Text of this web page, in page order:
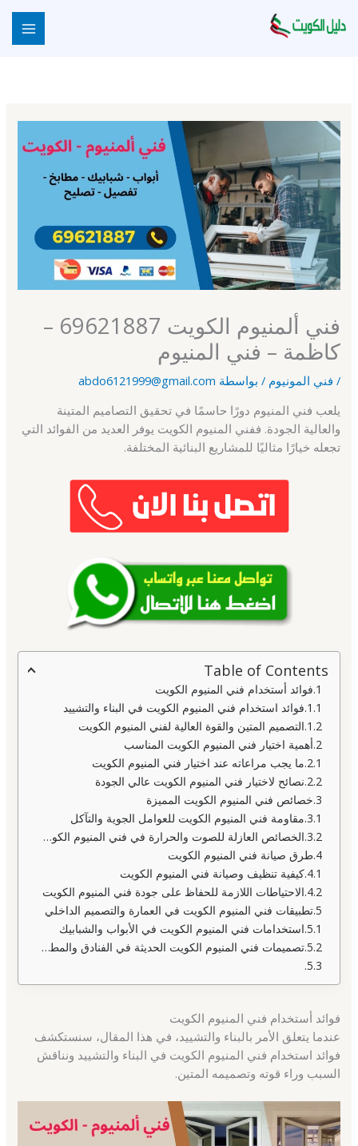
إلى
فني ألمنيوم الكويت 69621887 –
كاظمة – فني المنيوم
/ فني المونيوم / بواسطة abdo6121999@gmail.com
يلعب فني المنيوم دورًا حاسمًا في تحقيق التصاميم المتينة
والعالية الجودة. ففني المنيوم الكويت يوفر العديد من الفوائد التي
تجعله خيارًا مثاليًا للمشاريع البنائية المختلفة.
Table of Contents
فوائد أستخدام فني المنيوم الكويت
فوائد استخدام فني المنيوم الكويت في البناء والتشييد
التصميم المتين والقوة العالية لفني المنيوم الكويت
أهمية اختيار فني المنيوم الكويت المناسب
ما يجب مراعاته عند اختيار فني المنيوم الكويت
نصائح لاختيار فني المنيوم الكويت عالي الجودة
خصائص فني المنيوم الكويت المميزة
مقاومة فني المنيوم الكويت للعوامل الجوية والتآكل
الخصائص العازلة للصوت والحرارة في فني المنيوم الكويت
طرق صيانة فني المنيوم الكويت
كيفية تنظيف وصيانة فني المنيوم الكويت
الاحتياطات اللازمة للحفاظ على جودة فني المنيوم الكويت
تطبيقات فني المنيوم الكويت في العمارة والتصميم الداخلي
استخدامات فني المنيوم الكويت في الأبواب والشبابيك
تصميمات فني المنيوم الكويت الحديثة في الفنادق والمطاعم
فوائد أستخدام فني المنيوم الكويت
عندما يتعلق الأمر بالبناء والتشييد، في هذا المقال، سنستكشف
فوائد استخدام فني المنيوم الكويت في البناء والتشييد ونناقش
السبب وراء قوته وتصميمه المتين.